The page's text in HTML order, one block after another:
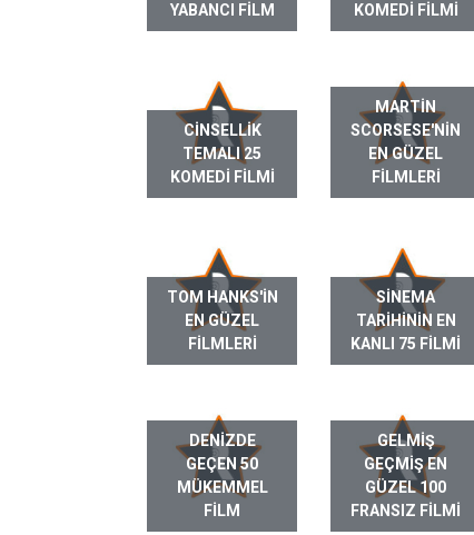
YABANCI FILM
KOMEDI FILMI
CINSELLIK
TEMALI 25
KOMEDI FILMI
MARTIN
SCORSESE'NIN
EN GÜZEL
FILMLERI
TOM HANKS'IN
EN GÜZEL
FILMLERI
SINEMA
TARIHININ EN
KANLI 75 FILMI
DENIZDE
GEÇEN 50
MÜKEMMEL
FILM
GELMIŞ
GEÇMIŞ EN
GÜZEL 100
FRANSIZ FILMI